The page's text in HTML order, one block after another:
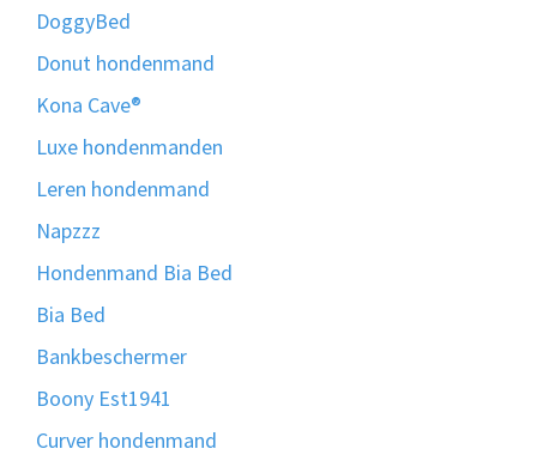
DoggyBed
Donut hondenmand
Kona Cave®
Luxe hondenmanden
Leren hondenmand
Napzzz
Hondenmand Bia Bed
Bia Bed
Bankbeschermer
Boony Est1941
Curver hondenmand